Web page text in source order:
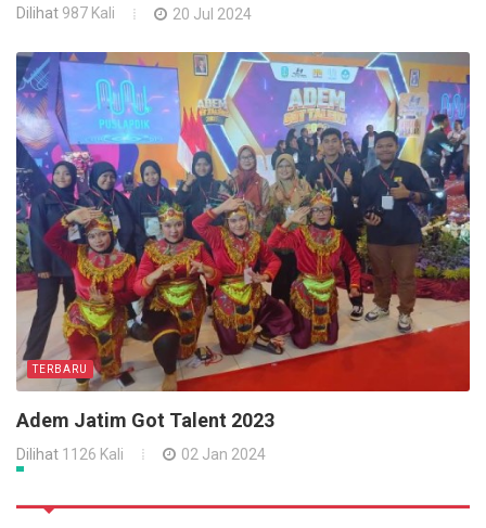
Dilihat 987 Kali 20 Jul 2024
TERBARU
Adem Jatim Got Talent 2023
Dilihat 1126 Kali 02 Jan 2024